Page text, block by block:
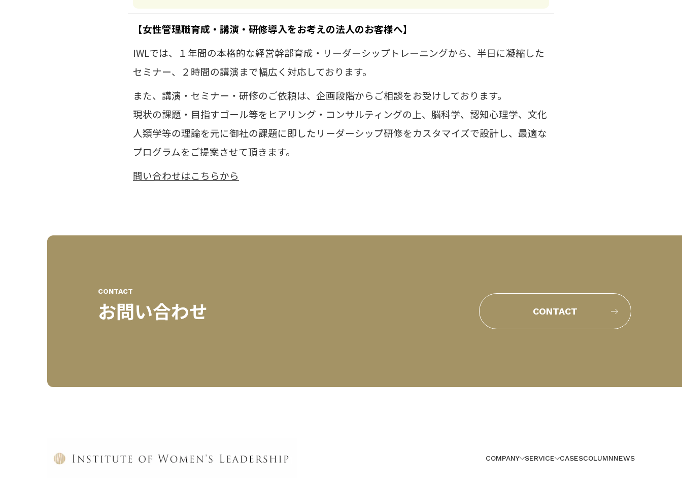
【女性管理職育成・講演・研修導入をお考えの法人のお客様へ】
IWLでは、１年間の本格的な経営幹部育成・リーダーシップトレーニングから、半日に凝縮した
セミナー、２時間の講演まで幅広く対応しております。
また、講演・セミナー・研修のご依頼は、企画段階からご相談をお受けしております。
現状の課題・目指すゴール等をヒアリング・コンサルティングの上、 脳科学、認知心理学、文化
人類学等の理論を元に御社の課題に即したリーダーシップ研修をカスタマイズで設計し、 最適な
プログラムをご提案させて頂きます。
問い合わせはこちらから
CONTACT
お問い合わせ CONTACT
COMPANY SERVICE CASESCOLUMNNEWS